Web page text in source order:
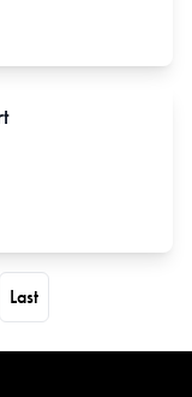
Last